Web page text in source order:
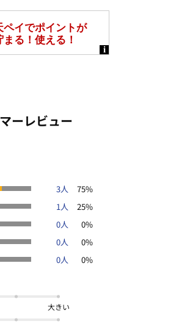
ーレビュー
3人
75%
1人
25%
0人
0%
0人
0%
0人
0%
大きい